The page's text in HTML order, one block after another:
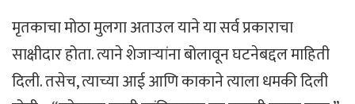
मृतकाचा मोठा मुलगा अताउल याने या सर्व प्रकाराचा
साक्षीदार होता. त्याने शेजाऱ्यांना बोलावून घटनेबद्दल माहिती
दिली. तसेच, त्याच्या आई आणि काकाने त्याला धमकी दिली